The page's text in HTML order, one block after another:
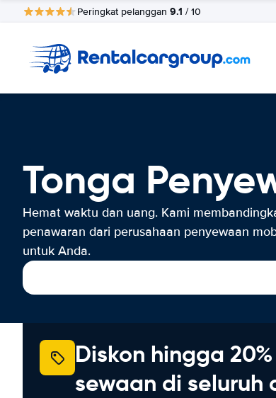
Peringkat pelanggan 9.1 / 10
Tonga
Hemat waktu dan uang. Kami
penawaran dari perusahaan penyewaan
untuk Anda.
Diskon hingga
sewaan di seluruh